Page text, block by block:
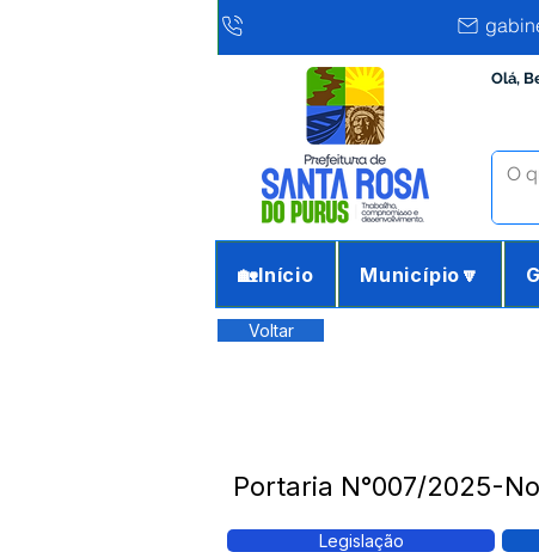
Olá,
🏡Início Município🔽
Voltar
Portaria N°007/2025-
Legislação